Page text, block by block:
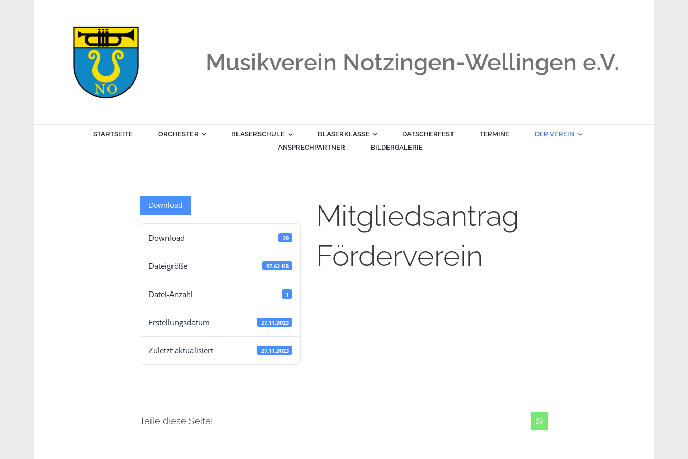
Musikverein Notzingen-Wellingen e.V.
STARTSEITE ORCHESTER BLÄSERSCHULE BLÄSERKLASSE DÄTSCHERFEST TERMINE
DER VEREIN
ANSPRECHPARTNER
BILDERGALERIE
Download
Download 29
Dateigröße 97.62 KB
Datei-Anzahl 1
Erstellungsdatum 27.11.2023
Zuletzt aktualisiert 27.11.2023
Mitgliedsantrag
Förderverein
Teile diese Seite! WhatsApp